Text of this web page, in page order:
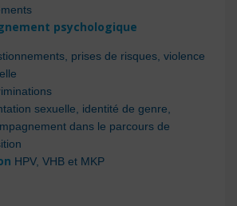
psychologique
prises de risques, violence
sexuelle, identité de genre,
dans le parcours de
HPV, VHB et MKP